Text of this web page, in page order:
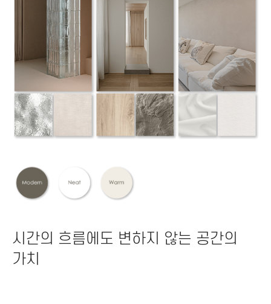
시간의 흐름에도 변하지 않는 공간의
가치